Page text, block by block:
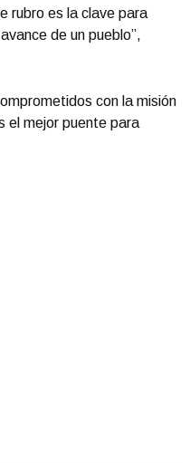
rubro es la clave para
de un pueblo”,
con la misión
el mejor puente para